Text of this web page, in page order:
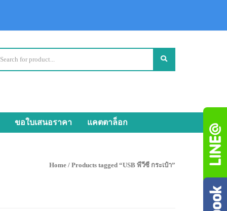
ขอใบเสนอราคา แคตตาล็อก
Home / Products tagged “USB พีวีซี กระเป๋า”